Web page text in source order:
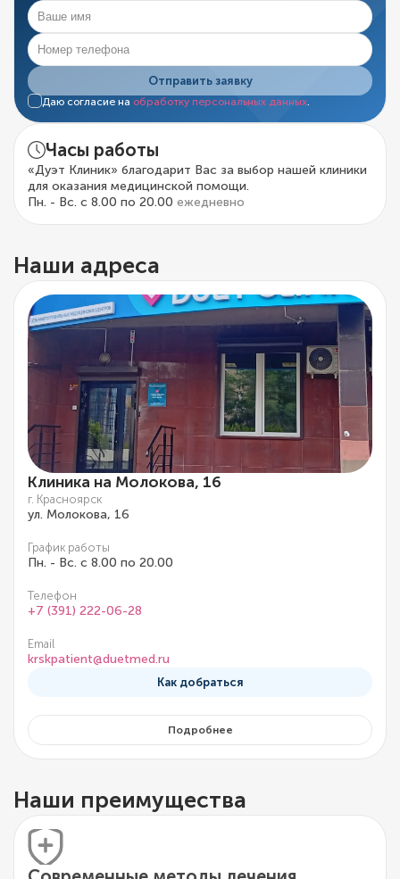
Отправить заявку
Даю согласие на обработку персональных данных
Часы работы
«Дуэт Клиник» благодарит Вас за выбор нашей клиники
для оказания медицинской помощи.
Пн. - Вс. с 8.00 по 20.00 ежедневно
Наши адреса
Клиника на Молокова, 16
г. Красноярск
ул. Молокова, 16
График работы
Пн. - Вс. с 8.00 по 20.00
Телефон
+7 (391) 222-06-28
Email
krskpatient@duetmed.ru
Как добраться
Подробнее
Наши преимущества